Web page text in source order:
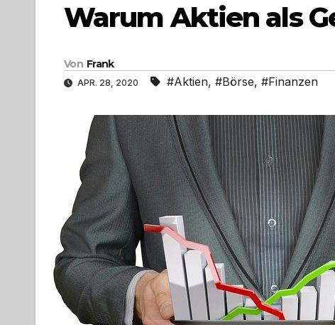
Warum Aktien als
Von Frank
APR. 28, 2020 #Aktien, #Börse, #Finanzen